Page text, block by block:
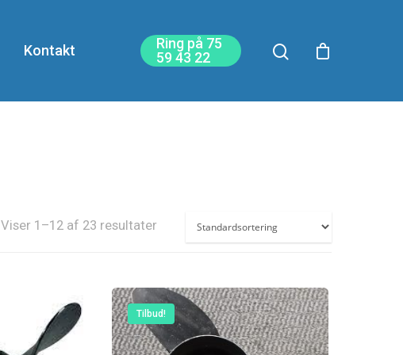
Kontakt
Ring på 75
59 43 22
Viser 1–12 af 23 resultater
Tilbud!